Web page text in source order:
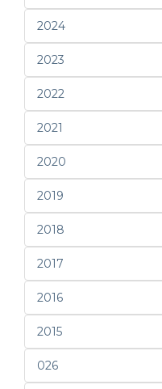
2024
2023
2022
2021
2020
2019
2018
2017
2016
2015
026